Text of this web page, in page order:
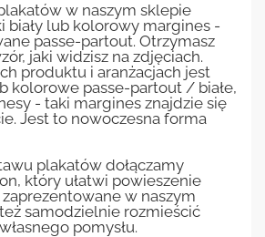
w naszym sklepie
biały lub kolorowy margines -
passe-partout. Otrzymasz
jaki widzisz na zdjęciach.
produktu i aranżacjach jest
kolorowe passe-partout / białe,
- taki margines znajdzie się
Jest to nowoczesna forma
plakatów dołączamy
który ułatwi powieszenie
w naszym
samodzielnie rozmieścić
pomysłu.